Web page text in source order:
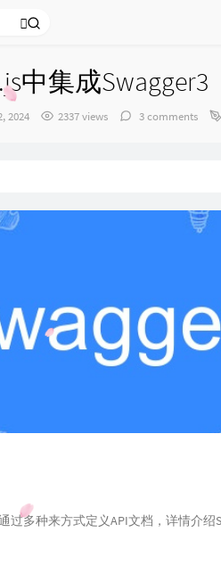
中集成Swagger3
2024 2337 views 3 comments
过多种来方式定义API文档，详情介